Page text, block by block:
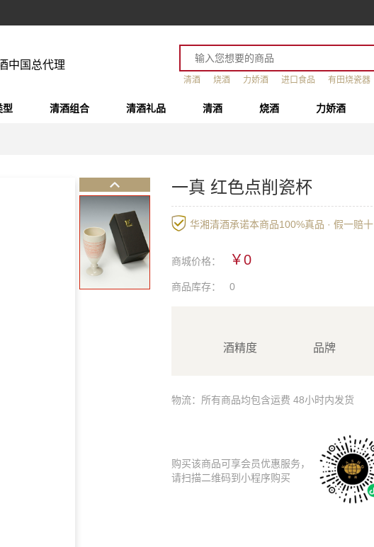
中国总代理
清酒 烧酒 力娇酒 进口食品 有田烧瓷器
型 清酒组合 清酒礼品 清酒 烧酒 力娇酒
一真 红色点削瓷杯
华湘清酒承诺本商品100%真品 · 假一赔十
商城价格： ￥0
商品库存： 0
酒精度 品牌
物流：所有商品均包含运费 48小时内发货
购买该商品可享会员优惠服务，
请扫描二维码到小程序购买